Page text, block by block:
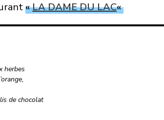
«LA DAME DU LAC«
herbes
de chocolat